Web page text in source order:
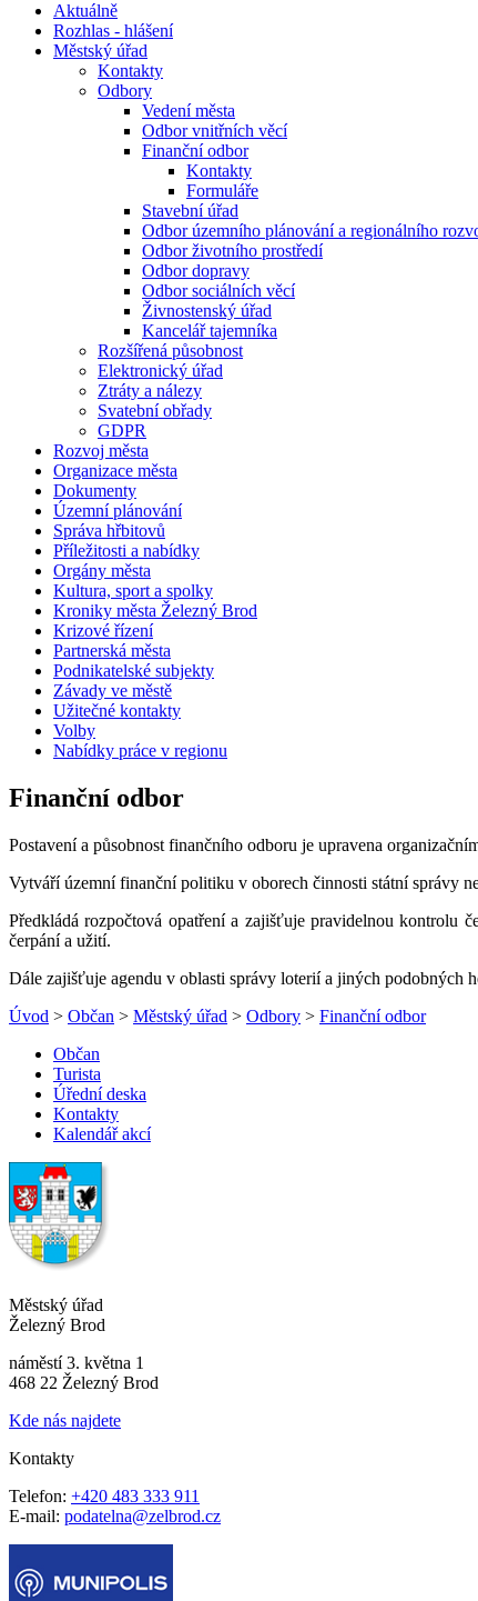
Aktuálně
Rozhlas - hlášení
Městský úřad
Kontakty
Odbory
Vedení města
Odbor vnitřních věcí
Finanční odbor
Kontakty
Formuláře
Stavební úřad
Odbor územního plánování a regionálního
Odbor životního prostředí
Odbor dopravy
Odbor sociálních věcí
Živnostenský úřad
Kancelář tajemníka
Rozšířená působnost
Elektronický úřad
Ztráty a nálezy
Svatební obřady
GDPR
Rozvoj města
Organizace města
Dokumenty
Územní plánování
Správa hřbitovů
Příležitosti a nabídky
Orgány města
Kultura, sport a spolky
Kroniky města Železný Brod
Krizové řízení
Partnerská města
Podnikatelské subjekty
Závady ve městě
Užitečné kontakty
Volby
Nabídky práce v regionu
Finanční odbor
Postavení a působnost finančního odboru je upravena
Vytváří územní finanční politiku v oborech činnosti státní správy
Předkládá rozpočtová opatření a zajišťuje pravidelnou kontrolu
čerpání a užití.
Dále zajišťuje agendu v oblasti správy loterií a jiných podobných
Úvod > Občan > Městský úřad > Odbory > Finanční odbor
Občan
Turista
Úřední deska
Kontakty
Kalendář akcí
Městský úřad
Železný Brod
náměstí 3. května 1
468 22 Železný Brod
Kde nás najdete
Kontakty
Telefon: +420 483 333 911
E-mail: podatelna@zelbrod.cz